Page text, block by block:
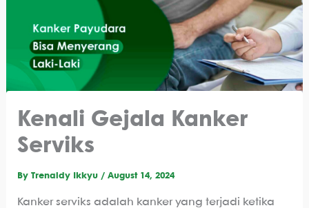
Kenali Gejala Kanker
Serviks
By Trenaldy Ikkyu / August 14, 2024
Kanker serviks adalah kanker yang terjadi ketika